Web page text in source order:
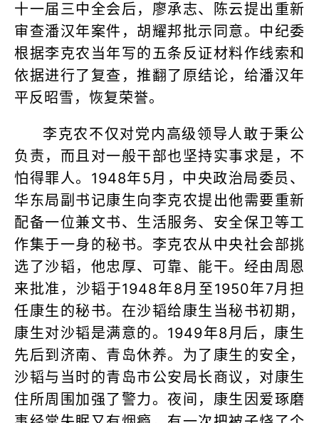
十一届三中全会后，廖承志、陈云提出重新
审查潘汉年案件，胡耀邦批示同意。中纪委
根据李克农当年写的五条反证材料作线索和
依据进行了复查，推翻了原结论，给潘汉年
平反昭雪，恢复荣誉。
李克农不仅对党内高级领导人敢于秉公
负责，而且对一般干部也坚持实事求是，不
怕得罪人。1948年5月，中央政治局委员、
华东局副书记康生向李克农提出他需要重新
配备一位兼文书、生活服务、安全保卫等工
作集于一身的秘书。李克农从中央社会部挑
选了沙韬，他忠厚、可靠、能干。经由周恩
来批准，沙韬于1948年8月至1950年7月担
任康生的秘书。在沙韬给康生当秘书初期，
康生对沙韬是满意的。1949年8月后，康生
先后到济南、青岛休养。为了康生的安全，
沙韬与当时的青岛市公安局长商议，对康生
住所周围加强了警力。夜间，康生因爱琢磨